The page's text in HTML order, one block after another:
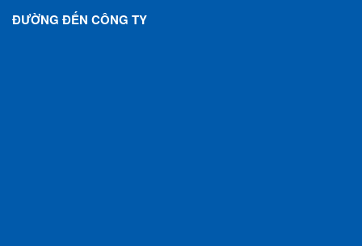
ĐƯỜNG ĐẾN CÔNG TY